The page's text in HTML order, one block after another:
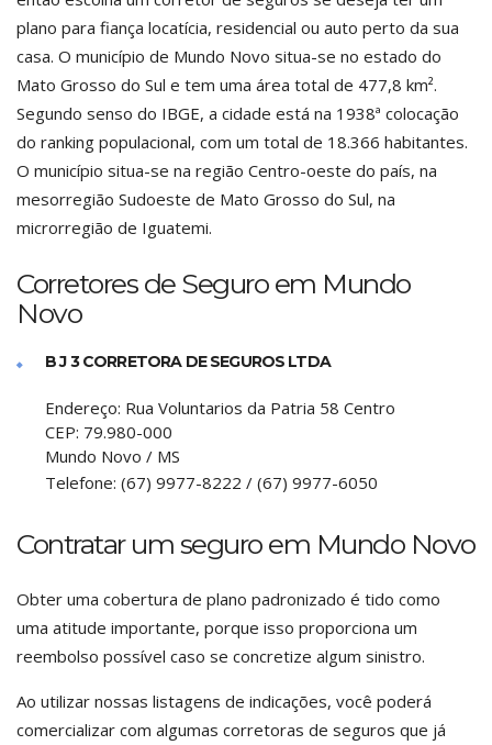
plano para fiança locatícia, residencial ou auto perto da sua
casa. O município de Mundo Novo situa-se no estado do
Mato Grosso do Sul e tem uma área total de 477,8 km².
Segundo senso do IBGE, a cidade está na 1938ª colocação
do ranking populacional, com um total de 18.366 habitantes.
O município situa-se na região Centro-oeste do país, na
mesorregião Sudoeste de Mato Grosso do Sul, na
microrregião de Iguatemi.
Corretores de Seguro em Mundo
Novo
B J 3 CORRETORA DE SEGUROS LTDA
Endereço: Rua Voluntarios da Patria 58 Centro
CEP: 79.980-000
Mundo Novo / MS
Telefone: (67) 9977-8222 / (67) 9977-6050
Contratar um seguro em Mundo Novo
Obter uma cobertura de plano padronizado é tido como
uma atitude importante, porque isso proporciona um
reembolso possível caso se concretize algum sinistro.
Ao utilizar nossas listagens de indicações, você poderá
comercializar com algumas corretoras de seguros que já